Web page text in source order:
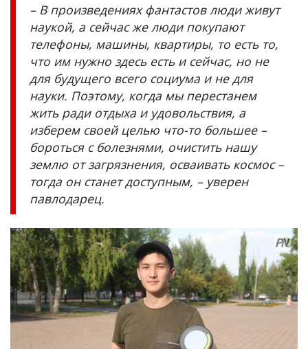
– В произведениях фантастов люди живут
наукой, а сейчас же люди покупают
телефоны, машины, квартиры, то есть то,
что им нужно здесь есть и сейчас, но не
для будущего всего социума и не для
науки. Поэтому, когда мы перестанем
жить ради отдыха и удовольствия, а
изберем своей целью что-то большее –
бороться с болезнями, очистить нашу
землю от загрязнения, осваивать космос –
тогда он станет доступным, – уверен
павлодарец.